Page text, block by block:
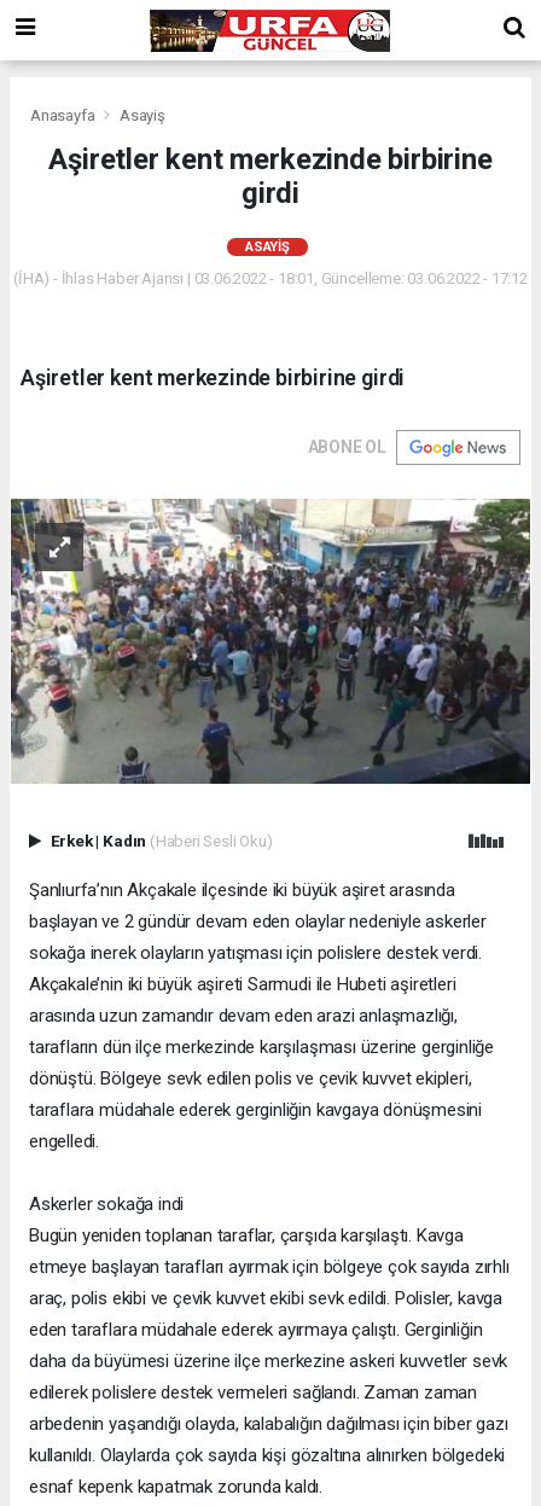
Anasayfa Asayiş
Aşiretler kent merkezinde birbirine
girdi
ASAYIŞ
(İHA) - İhlas Haber Ajansı | 03.06.2022 - 18:01, Güncelleme: 03.06.2022 - 17:12
Aşiretler kent merkezinde birbirine girdi
ABONE OL
Erkek| Kadın (Haberi Sesli Oku)
Şanlıurfa’nın Akçakale ilçesinde iki büyük aşiret arasında
başlayan ve 2 gündür devam eden olaylar nedeniyle askerler
sokağa inerek olayların yatışması için polislere destek verdi.
Akçakale’nin iki büyük aşireti Sarmudi ile Hubeti aşiretleri
arasında uzun zamandır devam eden arazi anlaşmazlığı,
tarafların dün ilçe merkezinde karşılaşması üzerine gerginliğe
dönüştü. Bölgeye sevk edilen polis ve çevik kuvvet ekipleri,
taraflara müdahale ederek gerginliğin kavgaya dönüşmesini
engelledi.
Askerler sokağa indi
Bugün yeniden toplanan taraflar, çarşıda karşılaştı. Kavga
etmeye başlayan tarafları ayırmak için bölgeye çok sayıda zırhlı
araç, polis ekibi ve çevik kuvvet ekibi sevk edildi. Polisler, kavga
eden taraflara müdahale ederek ayırmaya çalıştı. Gerginliğin
daha da büyümesi üzerine ilçe merkezine askeri kuvvetler sevk
edilerek polislere destek vermeleri sağlandı. Zaman zaman
arbedenin yaşandığı olayda, kalabalığın dağılması için biber gazı
kullanıldı. Olaylarda çok sayıda kişi gözaltına alınırken bölgedeki
esnaf kepenk kapatmak zorunda kaldı.